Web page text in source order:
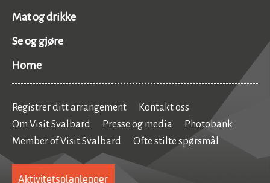
Mat og drikke
Se og gjøre
Home
Registrer ditt arrangement
Kontakt oss
Om Visit Svalbard
Presse og media
Photobank
Member of Visit Svalbard
Ofte stilte spørsmål
Aktivitetsplanlegger